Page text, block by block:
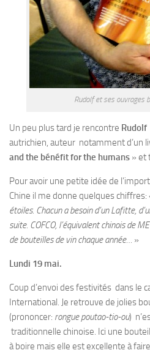
Rudolf et ses ouvrages
Un peu plus tard je rencontre
autrichien, auteur notamment d’un
and the bénéfit for the humans » et
Pour avoir une petite idée de
Chine il me donne quelques chiffres:
étoiles. Chacun a besoin d’un Lafitte,
suite. COFCO, l’équivalent chinois de
de bouteilles de vin chaque année… »
Lundi 19 mai.
Coup d’envoi des festivités dans le
International. Je retrouve de jolies
(prononcer: rongue poutao-tio-ou)
traditionnelle chinoise. Ici une
à boire mais elle est excellente à